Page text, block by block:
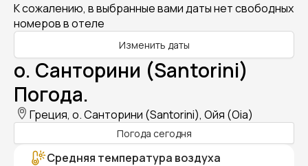
К сожалению, в выбранные вами даты нет свободных
номеров в отеле
Изменить даты
о. Санторини (Santorini)
Погода.
Греция, о. Санторини (Santorini), Ойя (Oia)
Погода сегодня
Средняя температура воздуха